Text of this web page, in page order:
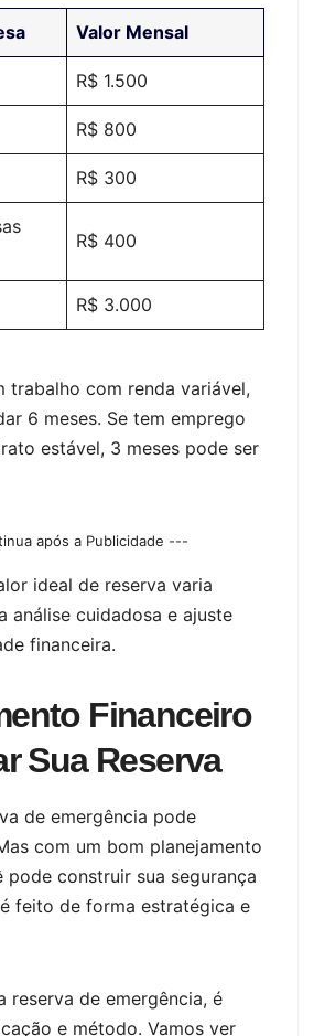
Valor Mensal
R$ 1.500
R$ 800
R$ 300
R$ 400
R$ 3.000
trabalho com renda variável,
6 meses. Se tem emprego
estável, 3 meses pode ser
após a Publicidade ---
ideal de reserva varia
análise cuidadosa e ajuste
financeira.
Financeiro
Sua Reserva
de emergência pode
com um bom planejamento
pode construir sua segurança
feito de forma estratégica e
reserva de emergência, é
e método. Vamos ver